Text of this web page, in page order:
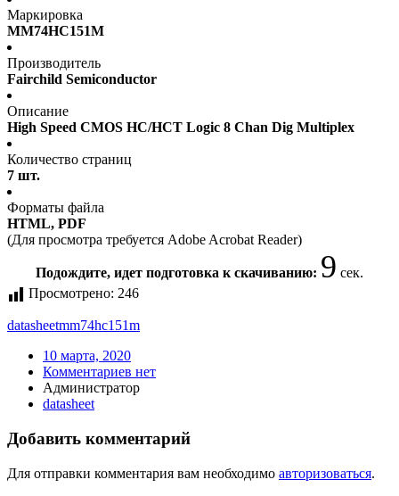
Маркировка
MM74HC151M
Производитель
Fairchild Semiconductor
Описание
High Speed CMOS HC/HCT Logic 8 Chan Dig Multiplex
Количество страниц
7 шт.
Форматы файла
HTML, PDF
(Для просмотра требуется Adobe Acrobat Reader)
Подождите, идет подготовка к скачиванию: 9 сек.
Просмотрено: 246
datasheetmm74hc151m
10 марта, 2020
Комментариев нет
Администратор
datasheet
Добавить комментарий
Для отправки комментария вам необходимо авторизоваться.